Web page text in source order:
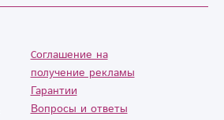
Cоглашение на
получение рекламы
Гарантии
Вопросы и ответы